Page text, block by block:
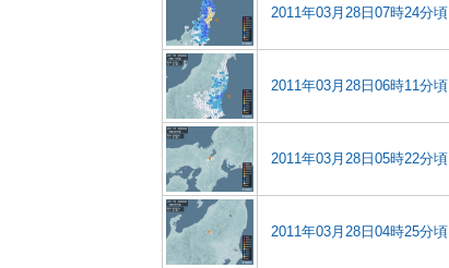
2011年03月28日07時24分頃
2011年03月28日06時11分頃
2011年03月28日05時22分頃
2011年03月28日04時25分頃